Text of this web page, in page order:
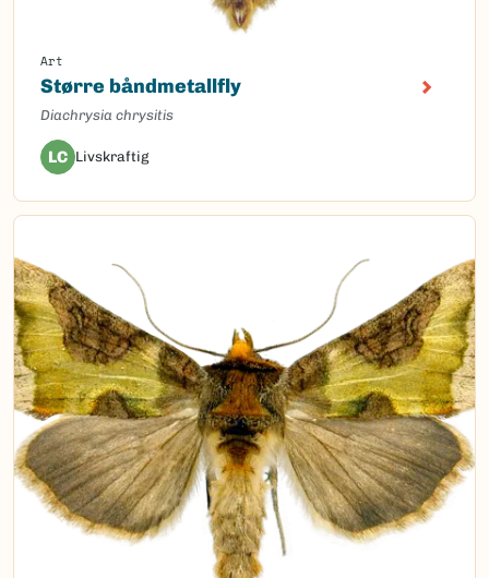
Art
Større båndmetallfly
Diachrysia chrysitis
LC Livskraftig